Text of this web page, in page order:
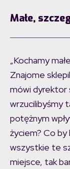
Małe,
„Kochamy
Znajome
mówi dyrektor
wrzucilibyśmy
potężnym
życiem? Co by
wszystkie te
miejsce, tak